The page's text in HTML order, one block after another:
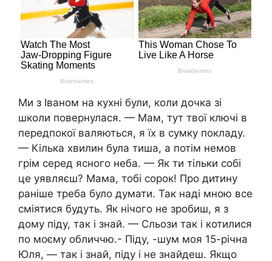
Ми з Іваном на кухні були, коли дочка зі
школи повернулася. — Мам, тут твої ключі в
передпокої валяються, я їх в сумку покладу.
— Кілька хвилин була тиша, а потім немов
грім серед ясного неба. — Як ти тільки собі
це уявляєш? Мама, тобі сорок! Про дитину
раніше треба було думати. Так наді мною все
сміятися будуть. Як нічого не зробиш, я з
дому піду, так і знай. — Сльози так і котилися
по моєму обличчю.- Піду, -шум моя 15-річна
Юля, — так і знай, піду і не знайдеш. Якщо